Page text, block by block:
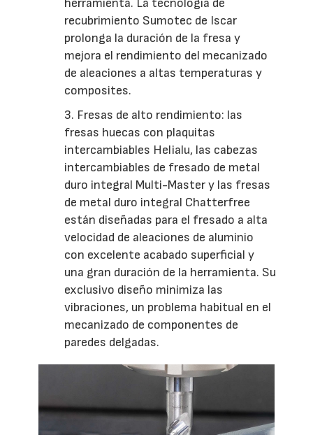
herramienta. La tecnología de
recubrimiento Sumotec de Iscar
prolonga la duración de la fresa y
mejora el rendimiento del mecanizado
de aleaciones a altas temperaturas y
composites.
3. Fresas de alto rendimiento: las
fresas huecas con plaquitas
intercambiables Helialu, las cabezas
intercambiables de fresado de metal
duro integral Multi-Master y las fresas
de metal duro integral Chatterfree
están diseñadas para el fresado a alta
velocidad de aleaciones de aluminio
con excelente acabado superficial y
una gran duración de la herramienta. Su
exclusivo diseño minimiza las
vibraciones, un problema habitual en el
mecanizado de componentes de
paredes delgadas.